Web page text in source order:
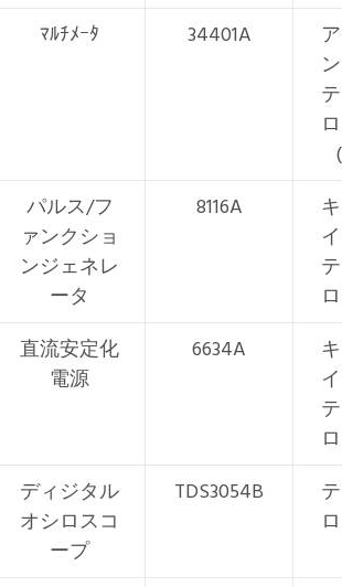
ﾏﾙﾁﾒｰﾀ 34401A
パルス/フ
ァンクショ
ンジェネレ
ータ
8116A
直流安定化
電源
6634A
ディジタル
オシロスコ
ープ
TDS3054B